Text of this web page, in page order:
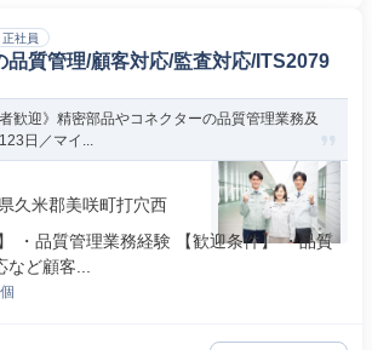
正社員
品質管理/顧客対応/監査対応/ITS2079
歓迎》精密部品やコネクターの品質管理業務及
日／マイ...
久米郡美咲町打穴西
・品質管理業務経験 【歓迎条件】 ・品質
ど顧客...